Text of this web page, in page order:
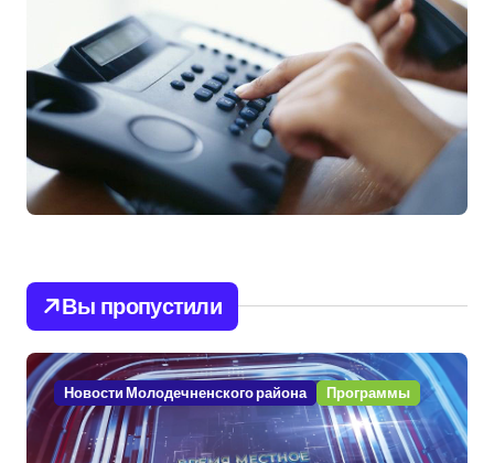
Вы пропустили
Новости Молодечненского района Программы